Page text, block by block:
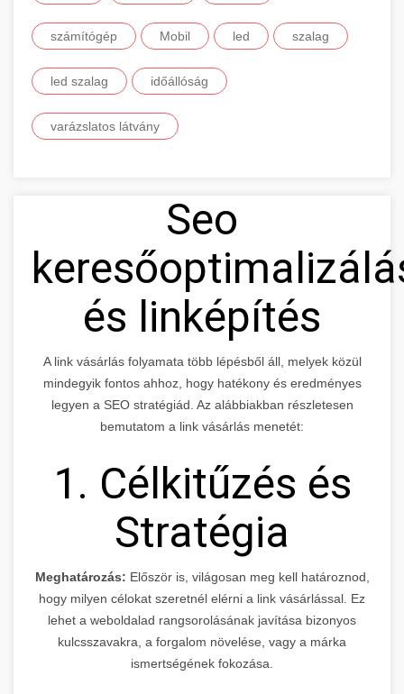
számítógép Mobil led szalag
led szalag időállóság
varázslatos látvány
Seo
és linképítés
A link vásárlás folyamata több lépésből áll, melyek közül
mindegyik fontos ahhoz, hogy hatékony és eredményes
legyen a SEO stratégiád. Az alábbiakban részletesen
bemutatom a link vásárlás menetét:
1. Célkitűzés és
Stratégia
Meghatározás: Először is, világosan meg kell határoznod,
hogy milyen célokat szeretnél elérni a link vásárlással. Ez
lehet a weboldalad rangsorolásának javítása bizonyos
kulcsszavakra, a forgalom növelése, vagy a márka
ismertségének fokozása.